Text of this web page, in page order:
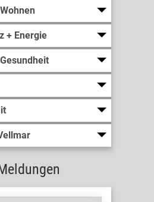
+ Energie